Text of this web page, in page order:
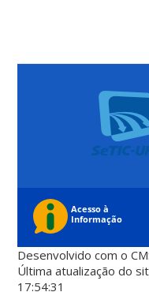
Desenvolvido com o
Última atualização do
17:54:31